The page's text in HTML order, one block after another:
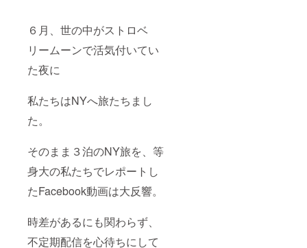
６月、世の中がストロベ
リームーンで活気付いてい
た夜に
私たちはNYへ旅たちまし
た。
そのまま３泊のNY旅を、等
身大の私たちでレポートし
たFacebook動画は大反響。
時差があるにも関わらず、
不定期配信を心待ちにして